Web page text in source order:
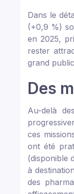
Dans le
(+0,9 %)
en 2025,
rester
grand
Des
Au-delà
ces
ont été
(disponible
à
des